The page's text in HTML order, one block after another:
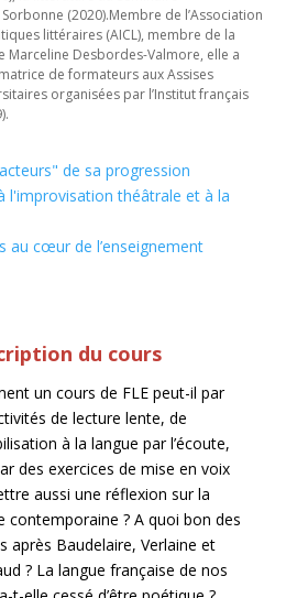
(2020).Membre de l’Association
littéraires (AICL), membre de la
Marceline Desbordes-Valmore, elle a
de formateurs aux Assises
organisées par l’Institut français
de sa progression
l'improvisation théâtrale et à la
au cœur de l’enseignement
du cours
un cours de FLE peut-il par
de lecture lente, de
à la langue par l’écoute,
des exercices de mise en voix
aussi une réflexion sur la
contemporaine ? A quoi bon des
après Baudelaire, Verlaine et
? La langue française de nos